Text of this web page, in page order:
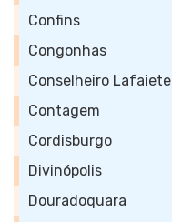
Confins
Congonhas
Conselheiro Lafaiete
Contagem
Cordisburgo
Divinópolis
Douradoquara